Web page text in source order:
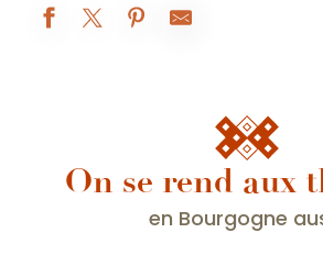
On se rend aux
en Bourgogne